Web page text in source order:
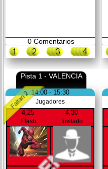
0Comentarios
Pista 1 - VALENCIA
14:00 - 15:30
Jugadores
4,25
Flash
4,30
Invitado